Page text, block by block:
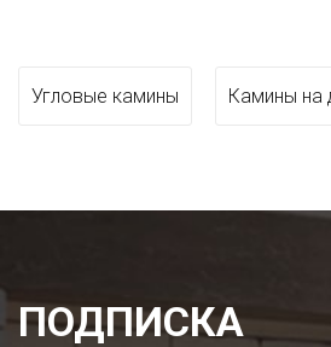
Угловые камины Камины на
ПОДПИСКА